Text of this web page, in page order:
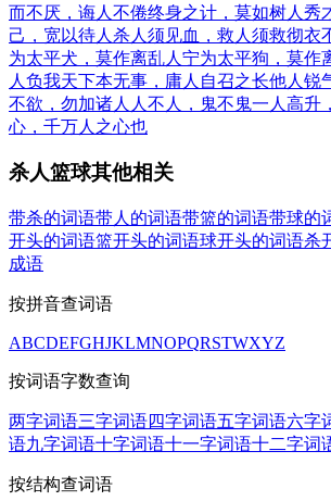
而不厌，诲人不倦终身之计，莫如树人 秀
己，宽以待人 杀人须见血，救人须救彻衣
为太平犬，莫作离乱人 宁为太平狗，莫作
人负我天下本无事，庸人自召之长他人锐
不欲，勿加诸人 人不人，鬼不鬼一人高升
心，千万人之心也
杀人篮球其他相关
带杀的词语带人的词语带篮的词语带球的
开头的词语篮开头的词语球开头的词语杀
成语
按拼音查词语
ABCDEFGHJKLMNOPQRSTWXYZ
按词语字数查询
两字词语三字词语四字词语五字词语六字
语九字词语十字词语十一字词语十二字词
按结构查词语